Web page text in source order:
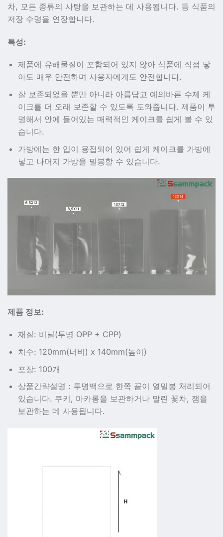
차, 모든 종류의 사탕을 보관하는 데 사용됩니다. 등 식품의
저장 수명을 연장합니다.
특성:
제품에 유해물질이 포함되어 있지 않아 식품에 직접 닿
아도 매우 안전하며 사용자에게도 안전합니다.
잘 보존되었을 뿐만 아니라 아름답고 예의바른 수제 케
이크를 더 오래 보존할 수 있도록 도와줍니다. 제품이 투
명해서 안에 들어있는 매력적인 케이크를 쉽게 볼 수 있
습니다.
가방에는 한 입이 용접되어 있어 쉽게 케이크를 가방에
넣고 나머지 가방을 밀봉할 수 있습니다.
제품 정보:
재질: 비닐(투명 OPP + CPP)
치수: 120mm(너비) x 140mm(높이)
포장: 100개
상품간략설명 : 투명백으로 한쪽 끝이 열밀봉 처리되어
있습니다. 쿠키, 마카롱을 보관하거나 말린 꽃차, 잼을
보관하는 데 사용됩니다.